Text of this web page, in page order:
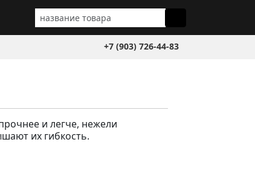
+7 (903) 726-44-83
и легче, нежели
их гибкость.